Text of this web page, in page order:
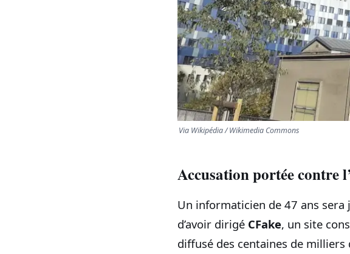
Via Wikipédia / Wikimedia Commons
Accusation portée contre
Un informaticien de 47 ans
d’avoir dirigé CFake, un site
diffusé des centaines de